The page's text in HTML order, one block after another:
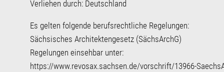
Verliehen durch: Deutschland
Es gelten folgende berufsrechtliche Regelungen:
Sächsisches Architektengesetz (SächsArchG)
Regelungen einsehbar unter:
https://www.revosax.sachsen.de/vorschrift/13966-